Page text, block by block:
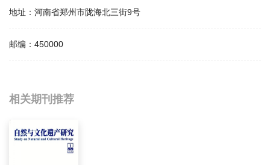
地址： 河南省郑州市陇海北三街9号
邮编： 450000
相关提问
华夏考古影响因子是多少？
华夏考古怎么样？
相关期刊推荐